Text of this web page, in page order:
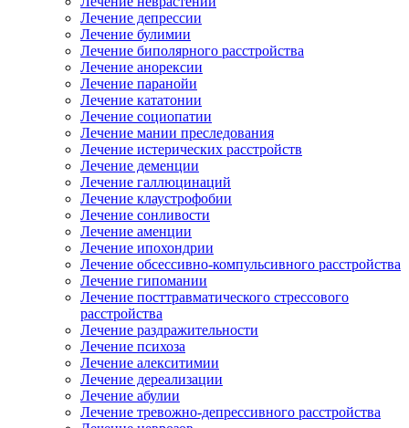
Лечение депрессии
Лечение булимии
Лечение биполярного расстройства
Лечение анорексии
Лечение паранойи
Лечение кататонии
Лечение социопатии
Лечение мании преследования
Лечение истерических расстройств
Лечение деменции
Лечение галлюцинаций
Лечение клаустрофобии
Лечение сонливости
Лечение аменции
Лечение ипохондрии
Лечение обсессивно-компульсивного расстройства
Лечение гипомании
Лечение посттравматического стрессового
расстройства
Лечение раздражительности
Лечение психоза
Лечение алекситимии
Лечение дереализации
Лечение абулии
Лечение тревожно-депрессивного расстройства